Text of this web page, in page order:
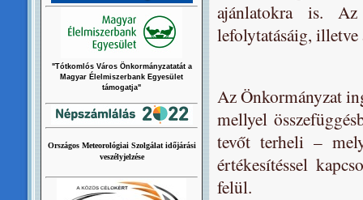
ajánlatokra is. Az
lefolytatásáig, illetve
Az Önkormányzat
mellyel
tevőt terheli –
értékesítéssel
felül.
"Tótkomlós Város Önkormányzatatát a
Magyar Élelmiszerbank Egyesület
támogatja"
Országos Meteorológiai Szolgálat időjárási
veszélyjelzése